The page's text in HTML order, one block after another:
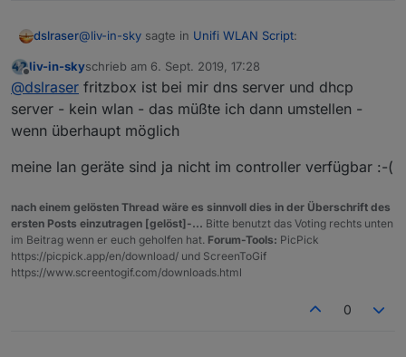
dslraser@liv-in-sky sagte in Unifi WLAN Script:
@dslraserok - funktioniert - ab ich muss die
namen schon in der fritzbox pflegen und nun
auch da noch ??
In der FritzBox habe ich kein Gerät drinn, auch WLAN
ist aus. Die ist nur noch für die Telefone und
Offline
liv-in-skyschrieb am 6. Sept. 2019, 17:28
zuletzt editiert von
@dslraser fritzbox ist bei mir dns server und dhcp
server - kein wlan - das müßte ich dann umstellen -
wenn überhaupt möglich
meine lan geräte sind ja nicht im controller verfügbar :-(
nach einem gelösten Thread wäre es sinnvoll dies in der Überschrift des
ersten Posts einzutragen [gelöst]-... Bitte benutzt das Voting rechts unten
im Beitrag wenn er euch geholfen hat. Forum-Tools: PicPick
https://picpick.app/en/download/ und ScreenToGif
https://www.screentogif.com/downloads.html
0